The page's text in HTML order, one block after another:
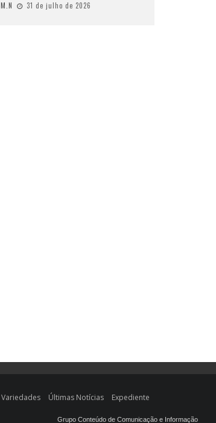
31 de julho de 2026
Variedades Últimas Notícias Expediente
Grupo Conteúdo de Comunicação e Informação